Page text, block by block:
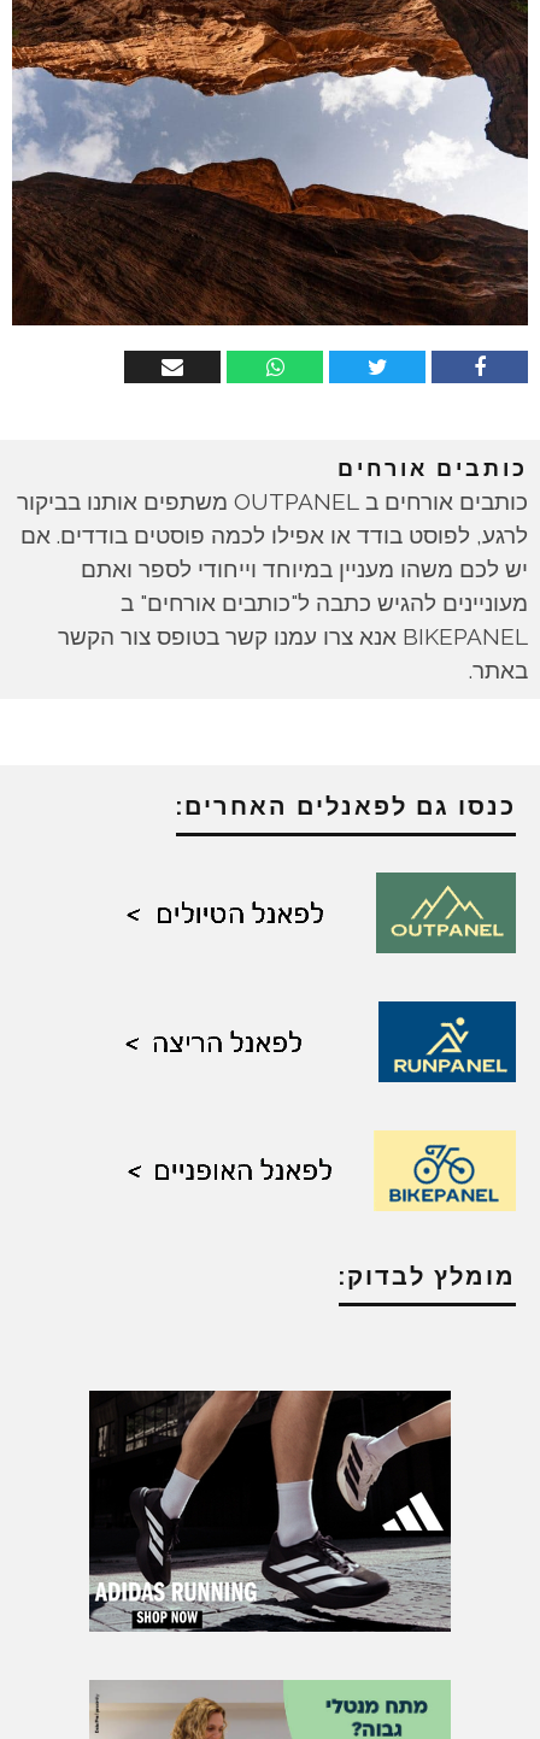
כותבים אורחים
כותבים אורחים ב OUTPANEL משתפים אותנו בביקור
לרגע, לפוסט בודד או אפילו לכמה פוסטים בודדים. אם
יש לכם משהו מעניין במיוחד וייחודי לספר ואתם
מעוניינים להגיש כתבה ל"כותבים אורחים" ב
BIKEPANEL אנא צרו עמנו קשר בטופס צור הקשר
באתר.
כנסו גם לפאנלים האחרים:
מומלץ לבדוק: